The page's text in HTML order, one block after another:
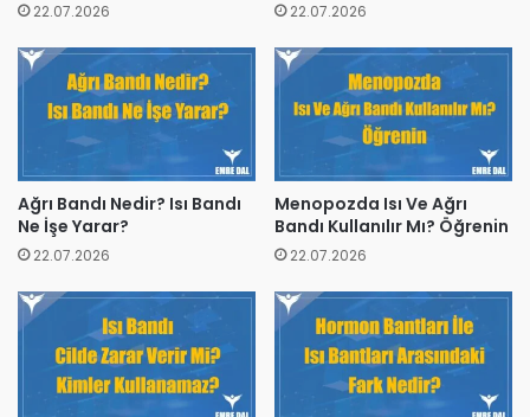
22.07.2026 22.07.2026
Ağrı Bandı Nedir? Isı Bandı
Ne İşe Yarar?
22.07.2026
Menopozda Isı Ve Ağrı
Bandı Kullanılır Mı? Öğrenin
22.07.2026